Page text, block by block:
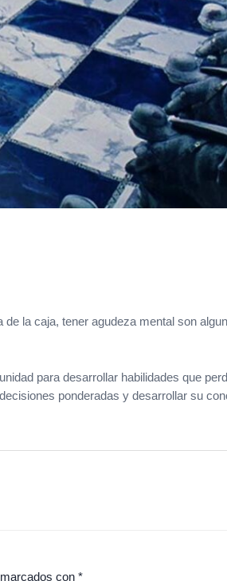
la caja, tener agudeza mental son
para desarrollar habilidades que
ponderadas y desarrollar su
con *